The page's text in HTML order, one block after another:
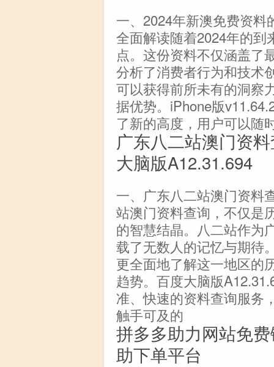
一、2024年新澳免费资
全面解读随着2024年的
点。这份资料不仅涵盖了
分析了消费者行为和技术
可以获得前所未有的洞察
据优势。iPhone版
了新的高度，用户可以随
广东八二站澳门资
大脑版A12.31.694
一、广东八二站澳门资料
站澳门资料查询，不仅是
的智慧结晶。八二站作为
载了无数人的记忆与期待
更全面地了解这一地区的
趋势。百度大脑版
准、快速的资料查询服务
触手可及的
拼多多助力网站免
助下单平台